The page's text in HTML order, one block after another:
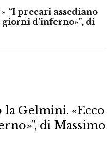
» “I precari assediano
d’inferno»”, di
la Gelmini. «Ecco
di Massimo